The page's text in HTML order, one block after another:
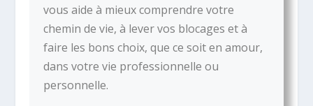
vous aide à mieux comprendre votre
chemin de vie, à lever vos blocages et à
faire les bons choix, que ce soit en amour,
dans votre vie professionnelle ou
personnelle.